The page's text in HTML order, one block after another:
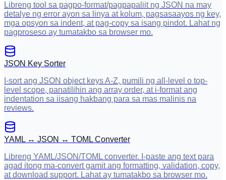
Libreng tool sa pagpo-format/pagpapaliit ng JSON na may
detalye ng error ayon sa linya at kolum, pagsasaayos ng key,
mga opsyon sa indent, at pag-copy sa isang pindot. Lahat ng
pagproseso ay tumatakbo sa browser mo.
JSON Key Sorter
I-sort ang JSON object keys A-Z, pumili ng all-level o top-
level scope, panatilihin ang array order, at i-format ang
indentation sa iisang hakbang para sa mas malinis na
reviews.
YAML ↔ JSON ↔ TOML Converter
Libreng YAML/JSON/TOML converter. I-paste ang text para
agad itong ma-convert gamit ang formatting, validation, copy,
at download support. Lahat ay tumatakbo sa browser mo.